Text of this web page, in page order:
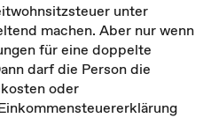
unter
machen. Aber nur wenn
für eine doppelte
darf die Person die
oder